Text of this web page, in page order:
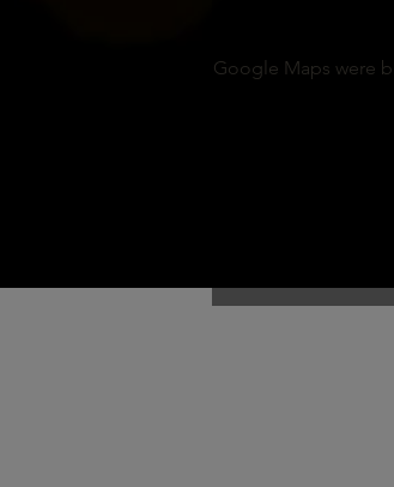
Google Maps were